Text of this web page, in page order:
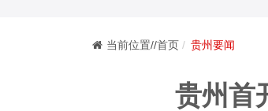
当前位置//首页 贵州要闻
贵州首